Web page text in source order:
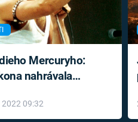
Mercuryho:
nahrávala
09:32